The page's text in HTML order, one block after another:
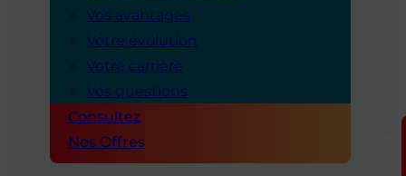
Vos avantages
Votre évolution
Votre carrière
Vos questions
Consultez
Nos Offres